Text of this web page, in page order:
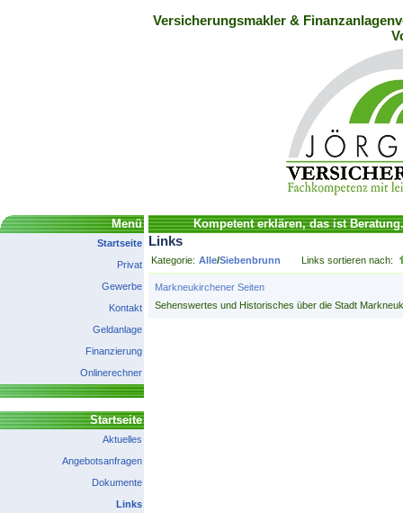
Versicherungsmakler &
Menü
Startseite
Privat
Gewerbe
Kontakt
Geldanlage
Finanzierung
Onlinerechner
Startseite
Aktuelles
Angebotsanfragen
Dokumente
Links
Kompetent erklären, das ist
Links
Kategorie: Alle/Siebenbrunn Links sortieren nach:
Markneukirchener Seiten
Sehenswertes und Historisches über die Stadt